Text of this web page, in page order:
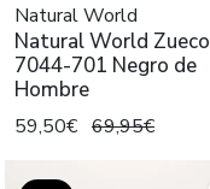
Natural World
Natural World Zueco
7044-701 Negro de
Hombre
59,50€ 69,95€